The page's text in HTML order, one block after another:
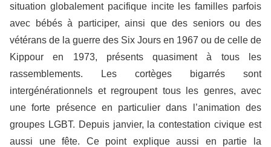
situation globalement pacifique incite les familles parfois
avec bébés à participer, ainsi que des seniors ou des
vétérans de la guerre des Six Jours en 1967 ou de celle de
Kippour en 1973, présents quasiment à tous les
rassemblements. Les cortèges bigarrés sont
intergénérationnels et regroupent tous les genres, avec
une forte présence en particulier dans l’animation des
groupes LGBT. Depuis janvier, la contestation civique est
aussi une fête. Ce point explique aussi en partie la